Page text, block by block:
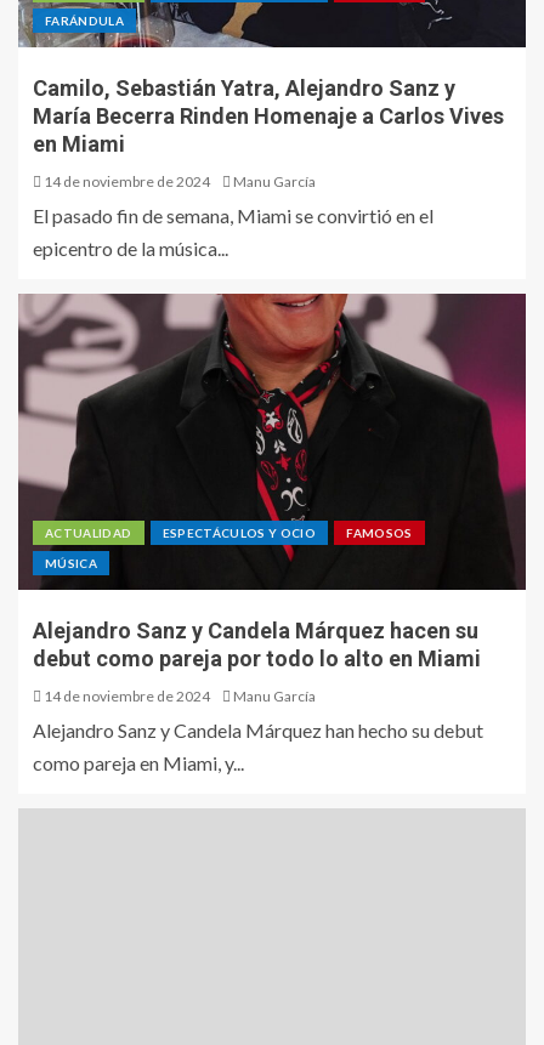
FARÁNDULA
Camilo, Sebastián Yatra, Alejandro Sanz y
María Becerra Rinden Homenaje a Carlos Vives
en Miami
14 de noviembre de 2024 Manu García
El pasado fin de semana, Miami se convirtió en el
epicentro de la música...
ACTUALIDAD ESPECTÁCULOS Y OCIO FAMOSOS
MÚSICA
Alejandro Sanz y Candela Márquez hacen su
debut como pareja por todo lo alto en Miami
14 de noviembre de 2024 Manu García
Alejandro Sanz y Candela Márquez han hecho su debut
como pareja en Miami, y...